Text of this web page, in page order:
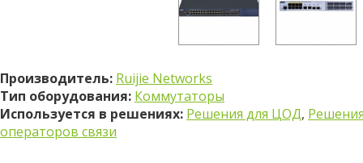
Производитель: Ruijie Networks
Тип оборудования: Коммутаторы
Используется в решениях: Решения для ЦОД,
операторов связи